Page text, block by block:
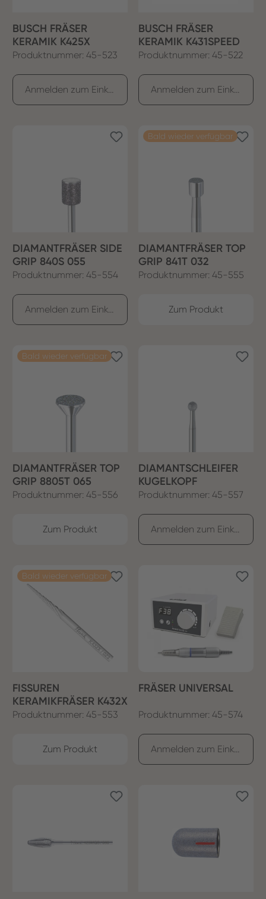
BUSCH FRÄSER
KERAMIK K425X
Produktnummer: 45-523
BUSCH FRÄSER
KERAMIK K431SPEED
Produktnummer: 45-522
DIAMANTFRÄSER SIDE
GRIP 840S 055
Produktnummer: 45-554
Bald wieder verfügbar
DIAMANTFRÄSER TOP
GRIP 841T 032
Produktnummer: 45-555
Zum Produkt
Bald wieder verfügbar
DIAMANTFRÄSER TOP
GRIP 8805T 065
Produktnummer: 45-556
Zum Produkt
DIAMANTSCHLEIFER
KUGELKOPF
Produktnummer: 45-557
Bald wieder verfügbar
FISSUREN
KERAMIKFRÄSER K432X
Produktnummer: 45-553
Zum Produkt
FRÄSER UNIVERSAL
Produktnummer: 45-574